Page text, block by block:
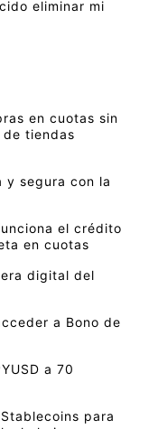
eliminar mi
en cuotas sin
de tiendas
y segura con la
el crédito
en cuotas
digital del
a Bono de
a 70
para